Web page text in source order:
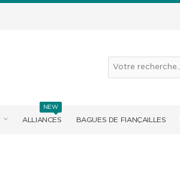
ALLIANCES
NEW
BAGUES DE FIANÇAILLES